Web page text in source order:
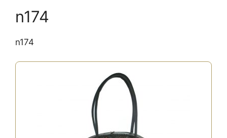
n174
n174